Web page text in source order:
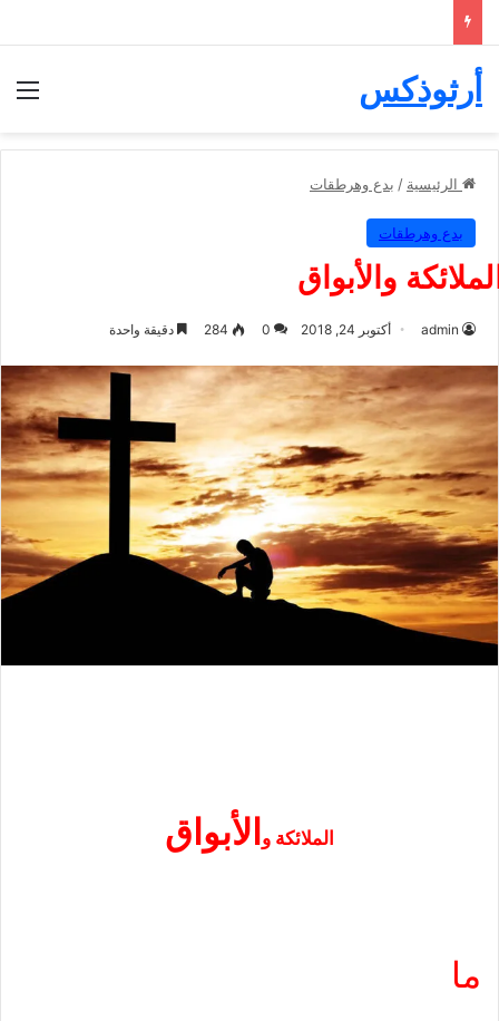
أرثوذكس
الرئيسية / بدع وهرطقات
بدع وهرطقات
والأبواق
admin أكتوبر 24, 2018 0
284 دقيقة واحدة
الملائكة و الأبواق
ما